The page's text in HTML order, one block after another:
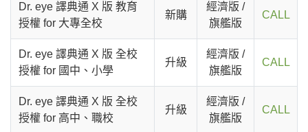
Dr. eye 譯典通 X 版 教育
授權 for 大專全校
新購
經濟版 /
旗艦版
CALL
Dr. eye 譯典通 X 版 全校
授權 for 國中、小學
升級
經濟版 /
旗艦版
CALL
Dr. eye 譯典通 X 版 全校
授權 for 高中、職校
升級
經濟版 /
旗艦版
CALL